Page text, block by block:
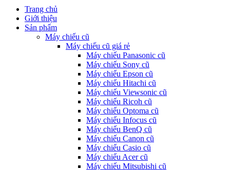
Trang chủ
Giới thiệu
Sản phẩm
Máy chiếu cũ
Máy chiếu cũ giá rẻ
Máy chiếu Panasonic cũ
Máy chiếu Sony cũ
Máy chiếu Epson cũ
Máy chiếu Hitachi cũ
Máy chiếu Viewsonic cũ
Máy chiếu Ricoh cũ
Máy chiếu Optoma cũ
Máy chiếu Infocus cũ
Máy chiếu BenQ cũ
Máy chiếu Canon cũ
Máy chiếu Casio cũ
Máy chiếu Acer cũ
Máy chiếu Mitsubishi cũ